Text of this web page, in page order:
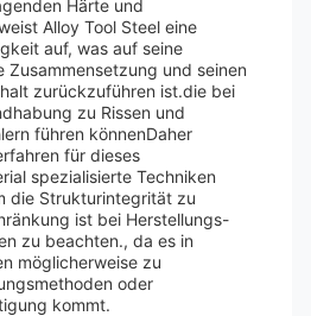
Härte und
Alloy Tool Steel eine
auf, was auf seine
Zusammensetzung und seinen
zurückzuführen ist.die bei
zu Rissen und
führen könnenDaher
für dieses
spezialisierte Techniken
die Strukturintegrität zu
ist bei Herstellungs-
zu beachten., da es in
möglicherweise zu
oder
kommt.